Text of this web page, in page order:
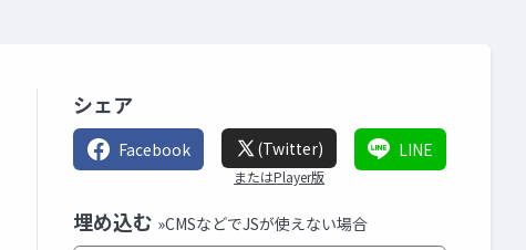
シェア
Facebook (Twitter)
またはPlayer版
LINE
埋め込む »CMSなどでJSが使えない場合